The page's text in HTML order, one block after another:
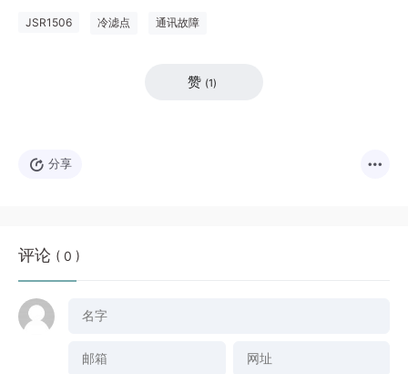
JSR1506 冷滤点 通讯故障
赞 (1)
分享
评论 ( 0 )